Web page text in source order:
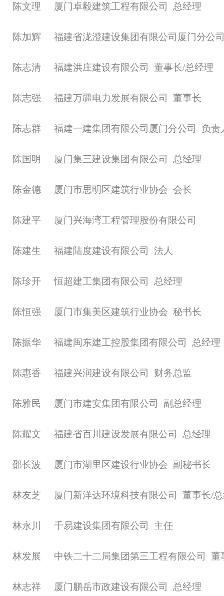
陈文理 厦门卓毅建筑工程有限公司 总经理
陈加辉 福建省泷澄建设集团有限公司厦门分公
陈志清 福建洪庄建设有限公司 董事长/总经理
陈志强 福建万疆电力发展有限公司 董事长
陈志群 福建一建集团有限公司厦门分公司 负责
陈国明 厦门集三建设集团有限公司 总经理
陈金德 厦门市思明区建筑行业协会 会长
陈建平 厦门兴海湾工程管理股份有限公司
陈建生 福建陆度建设有限公司 法人
陈珍开 恒超建工集团有限公司 总经理
陈恒强 厦门市集美区建筑行业协会 秘书长
陈振华 福建闽东建工控股集团有限公司 总经理
陈惠香 福建兴润建设有限公司 财务总监
陈雅民 厦门市建安集团有限公司 副总经理
陈耀文 福建省百川建设发展有限公司 总经理
邵长波 厦门市湖里区建设行业协会 副秘书长
林友芝 厦门新洋达环境科技有限公司 董事长/
林永川 千易建设集团有限公司 主任
林发展 中铁二十二局集团第三工程有限公司 董
林志祥 厦门鹏岳市政建设有限公司 总经理